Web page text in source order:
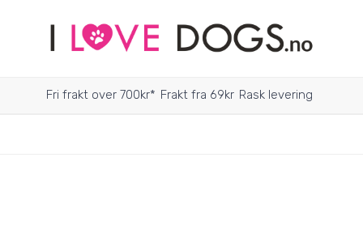
Fri frakt over 700kr* Frakt fra 69kr Rask levering